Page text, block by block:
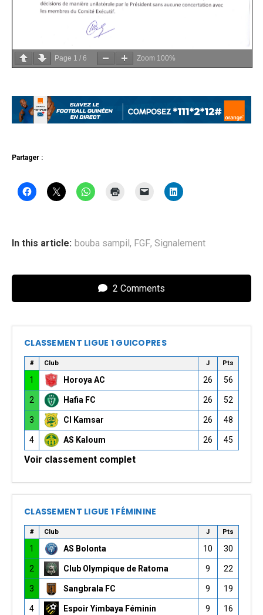
Page 1 / 6 Zoom 100%
Partager :
In this article: bouba sampil, FGF, Signalement
2 Comments
CLASSEMENT LIGUE 1 GUICOPRES
# Club J Pts
1 Horoya AC 26 56
2 Hafia FC 26 52
3 CI Kamsar 26 48
4 AS Kaloum 26 45
Voir classement complet
CLASSEMENT LIGUE 1 FÉMININE
# Club J Pts
1 AS Bolonta 10 30
2 Club Olympique de Ratoma 9 22
3 Sangbrala FC 9 19
4 Espoir Yimbaya Féminin 9 16